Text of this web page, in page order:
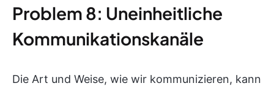
Problem 8: Uneinheitliche
Kommunikationskanäle
Die Art und Weise, wie wir kommunizieren, kann